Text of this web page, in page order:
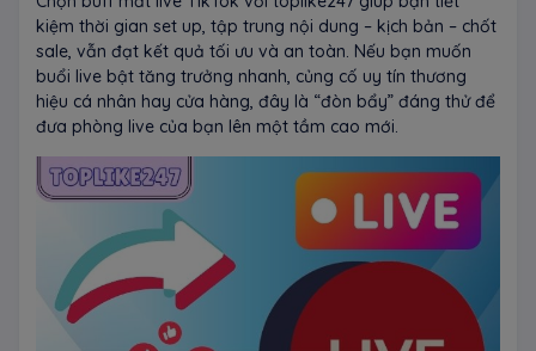
kiệm thời gian set up, tập trung nội dung – kịch bản – chốt
sale, vẫn đạt kết quả tối ưu và an toàn. Nếu bạn muốn
buổi live bật tăng trưởng nhanh, củng cố uy tín thương
hiệu cá nhân hay cửa hàng, đây là “đòn bẩy” đáng thử để
đưa phòng live của bạn lên một tầm cao mới.